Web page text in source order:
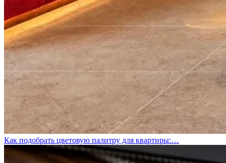
Как подобрать цветовую палитру для квартиры:…